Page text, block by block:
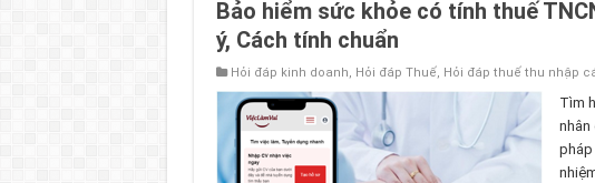
Bảo hiểm sức khỏe có tính thuế
ý, Cách tính chuẩn
Hỏi đáp kinh doanh, Hỏi đáp Thuế, Hỏi đáp thuế thu nhập
Tìm
nhân
pháp